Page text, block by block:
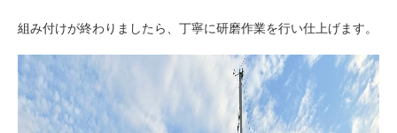
組み付けが終わりましたら、丁寧に研磨作業を行い仕上げます。